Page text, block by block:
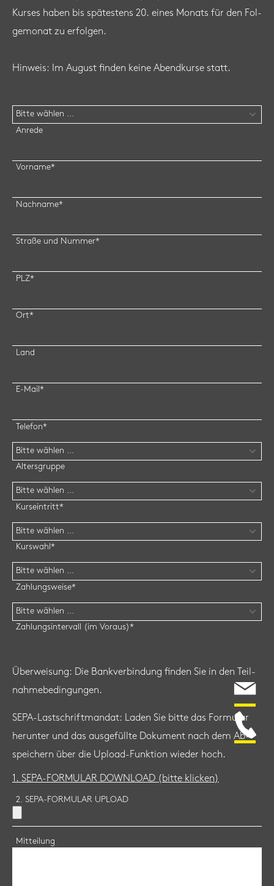
Kur­ses haben bis spä­tes­tens 20. eines Mo­nats für den Fol­
ge­mo­nat zu er­fol­gen.
Hin­weis: Im Au­gust fin­den keine Abend­kur­se statt.
Anrede
Vorname*
Nachname*
Straße und Nummer*
PLZ*
Ort*
Land
E-Mail*
Telefon*
Altersgruppe
Kurseintritt*
Kurswahl*
Zahlungsweise*
Zahlungsintervall (im Voraus)*
Über­wei­sung: Die Bank­ver­bin­dung fin­den Sie in den Teil­
nah­me­be­din­gun­gen.
SEPA-​Lastschriftmandat: Laden Sie bitte das For­mu­lar
her­un­ter und das aus­ge­füll­te Do­ku­ment nach dem Ab­
spei­chern über die Upload-​Funktion wie­der hoch.
1. SEPA-​FORMULAR DOWN­LOAD (bitte kli­cken)
2. SEPA-FORMULAR UPLOAD
Mitteilung